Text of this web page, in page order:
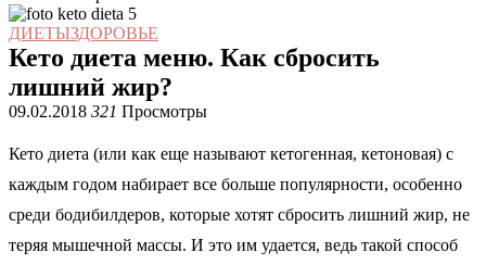
ДИЕТЫЗДОРОВЬЕ
Кето диета меню. Как сбросить
лишний жир?
09.02.2018 321 Просмотры
Кето диета (или как еще называют кетогенная, кетоновая) с
каждым годом набирает все больше популярности, особенно
среди бодибилдеров, которые хотят сбросить лишний жир, не
теряя мышечной массы. И это им удается, ведь такой способ